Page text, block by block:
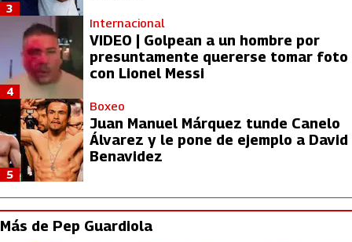
3
Internacional
VIDEO | Golpean a un hombre por
presuntamente quererse tomar foto
con Lionel Messi
4
Boxeo
Juan Manuel Márquez tunde Canelo
Álvarez y le pone de ejemplo a David
Benavidez
5
Más de Pep Guardiola